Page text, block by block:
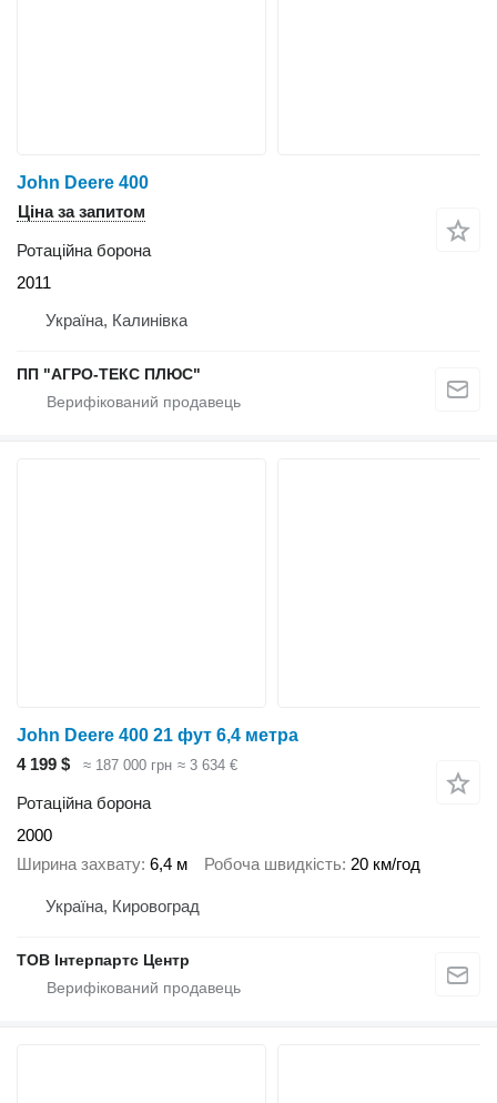
John Deere 400
Ціна за запитом
Ротаційна борона
2011
Україна, Калинівка
ПП "АГРО-ТЕКС ПЛЮС"
John Deere 400 21 фут 6,4 метра
4 199 $
≈ 187 000 грн ≈ 3 634 €
Ротаційна борона
2000
Ширина захвату 6,4 м Робоча швидкість 20 км/год
Україна, Кировоград
ТОВ Інтерпартс Центр